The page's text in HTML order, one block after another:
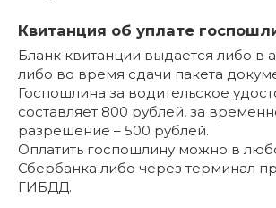
Квитанция об уплате
Бланк квитанции выдается либо в
либо во время сдачи пакета
Госпошлина за водительское
составляет 800 рублей, за
разрешение – 500 рублей.
Оплатить госпошлину можно в
Сбербанка либо через терминал
ГИБДД.